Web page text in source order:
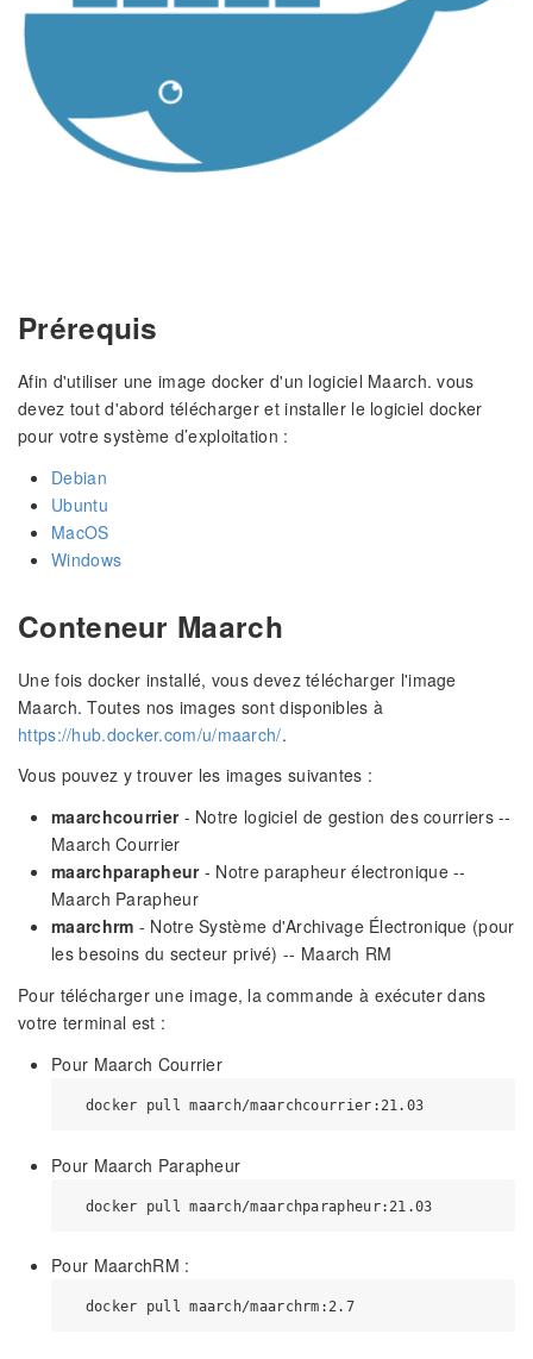
Prérequis
Afin d'utiliser une image docker d'un logiciel Maarch. vous
devez tout d'abord télécharger et installer le logiciel docker
pour votre système d’exploitation :
Debian
Ubuntu
MacOS
Windows
Conteneur Maarch
Une fois docker installé, vous devez télécharger l'image
Maarch. Toutes nos images sont disponibles à
https://hub.docker.com/u/maarch/.
Vous pouvez y trouver les images suivantes :
maarchcourrier- Notre logiciel de gestion des courriers --
Maarch Courrier
maarchparapheur- Notre parapheur électronique --
Maarch Parapheur
maarchrm - Notre Système d'Archivage Électronique (pour
les besoins du secteur privé) -- Maarch RM
Pour télécharger une image, la commande à exécuter dans
votre terminal est :
Pour Maarch Courrier
Pour Maarch Parapheur
Pour MaarchRM :
  docker pull maarch/maarchrm:2.7